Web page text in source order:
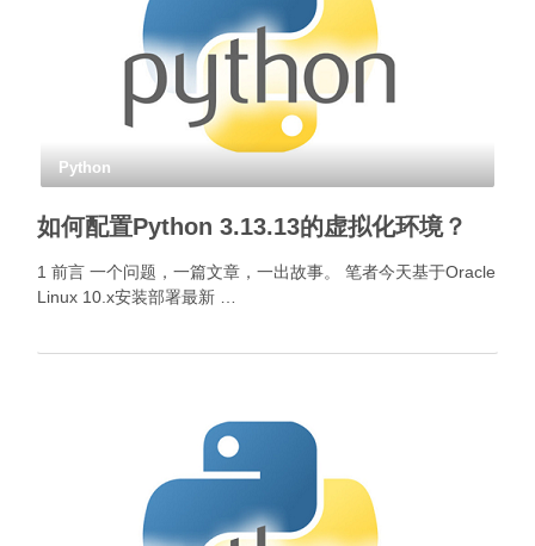
Python
如何配置Python 3.13.13的虚拟化环境？
1 前言 一个问题，一篇文章，一出故事。 笔者今天基于Oracle
Linux 10.x安装部署最新 …